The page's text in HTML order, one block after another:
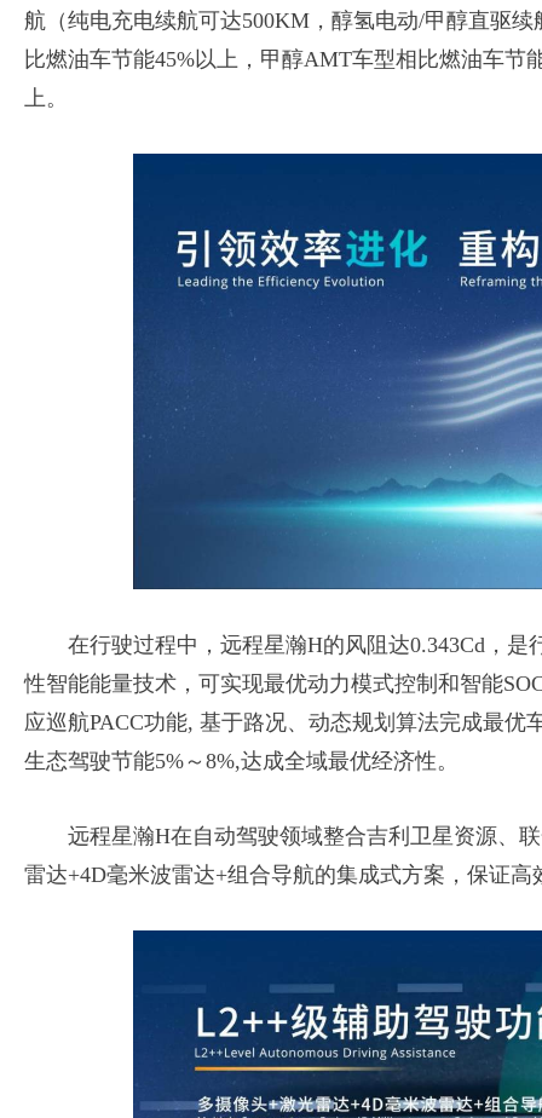
航（纯电充电续航可达500KM，醇氢电动/甲醇直驱
比燃油车节能45%以上，甲醇AMT车型相比燃油车节
上。
在行驶过程中，远程星瀚H的风阻达0.343Cd，是
性智能能量技术，可实现最优动力模式控制和智能
应巡航PACC功能, 基于路况、动态规划算法完成最
生态驾驶节能5%～8%,达成全域最优经济性。
远程星瀚H在自动驾驶领域整合吉利卫星资源、联
雷达+4D毫米波雷达+组合导航的集成式方案，保证